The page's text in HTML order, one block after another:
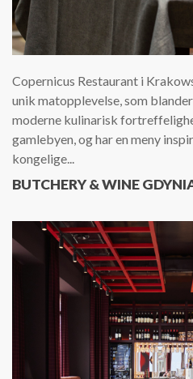
Copernicus Restaurant i
unik matopplevelse, som
moderne kulinarisk
gamlebyen, og har en meny
kongelige...
BUTCHERY & WINE